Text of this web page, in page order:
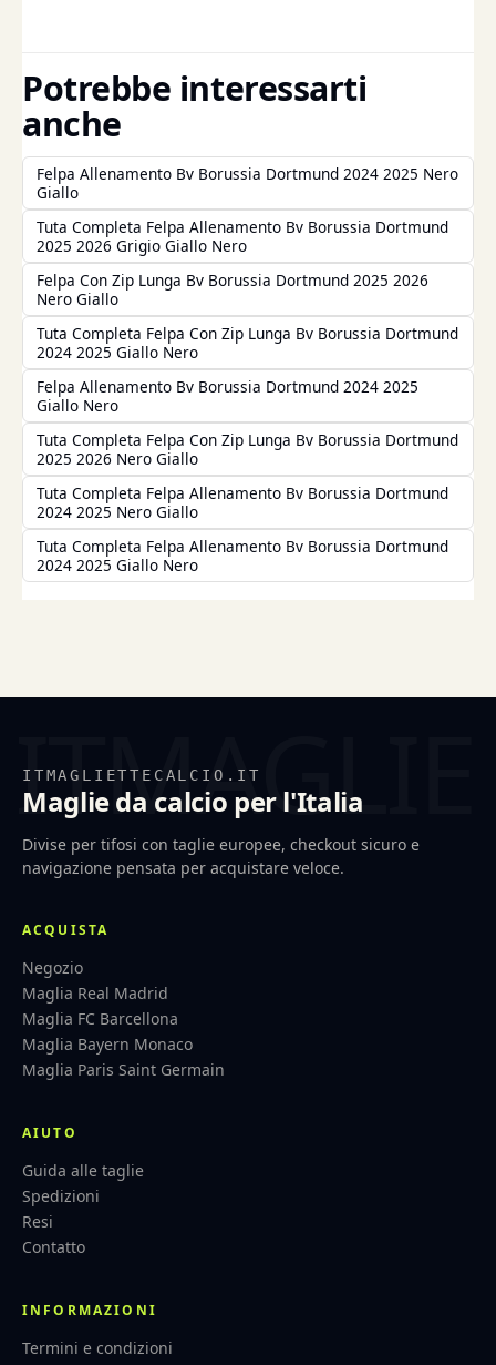
Potrebbe interessarti
anche
Felpa Allenamento Bv Borussia Dortmund 2024 2025 Nero
Giallo
Tuta Completa Felpa Allenamento Bv Borussia Dortmund
2025 2026 Grigio Giallo Nero
Felpa Con Zip Lunga Bv Borussia Dortmund 2025 2026
Nero Giallo
Tuta Completa Felpa Con Zip Lunga Bv Borussia Dortmund
2024 2025 Giallo Nero
Felpa Allenamento Bv Borussia Dortmund 2024 2025
Giallo Nero
Tuta Completa Felpa Con Zip Lunga Bv Borussia Dortmund
2025 2026 Nero Giallo
Tuta Completa Felpa Allenamento Bv Borussia Dortmund
2024 2025 Nero Giallo
Tuta Completa Felpa Allenamento Bv Borussia Dortmund
2024 2025 Giallo Nero
ITMAGLIETTECALCIO.IT
Maglie da calcio per l'Italia
Divise per tifosi con taglie europee, checkout sicuro e
navigazione pensata per acquistare veloce.
ACQUISTA
Negozio
Maglia Real Madrid
Maglia FC Barcellona
Maglia Bayern Monaco
Maglia Paris Saint Germain
AIUTO
Guida alle taglie
Spedizioni
Resi
Contatto
INFORMAZIONI
Termini e condizioni